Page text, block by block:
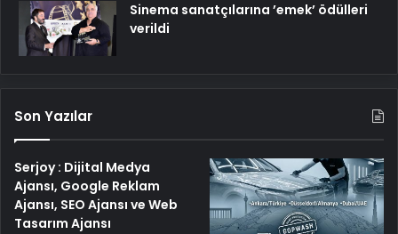
Sinema sanatçılarına ’emek’ ödülleri
verildi
Son Yazılar
Serjoy : Dijital Medya
Ajansı, Google Reklam
Ajansı, SEO Ajansı ve Web
Tasarım Ajansı